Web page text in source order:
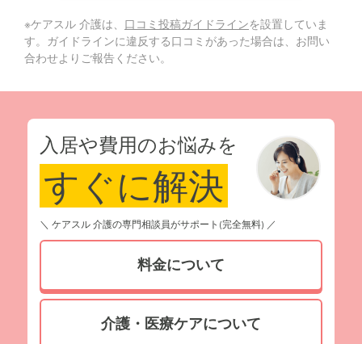
※ケアスル 介護は、 口コミ投稿ガイドラインを設置していま
す。ガイドラインに違反する口コミがあった場合は、お問い
合わせよりご報告ください。
入居や費用のお悩みを
すぐに解決
＼ ケアスル 介護の専門相談員がサポート(完全無料) ／
料金について
介護・医療ケアについて